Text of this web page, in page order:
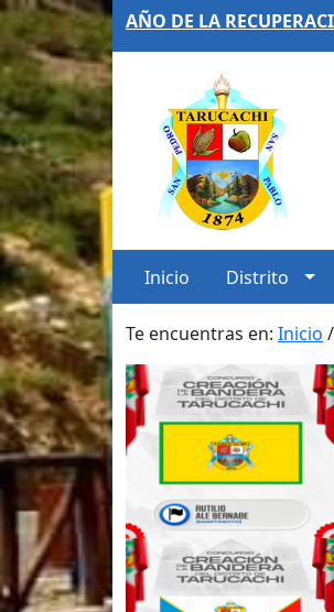
AÑO DE LA
Inicio Distrito
Te encuentras en: Inicio /